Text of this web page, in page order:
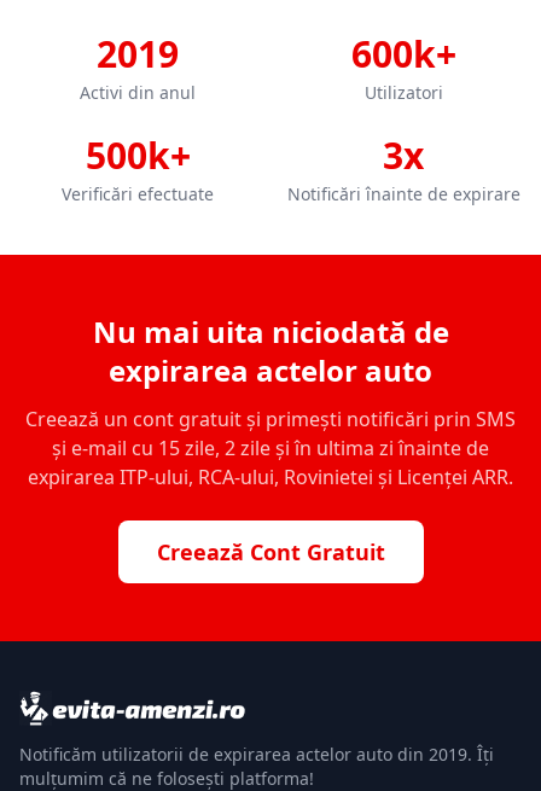
2019
Activi din anul
600k+
Utilizatori
500k+
Verificări efectuate
3x
Notificări înainte de expirare
Nu mai uita niciodată de
expirarea actelor auto
Creează un cont gratuit și primești notificări prin SMS
și e-mail cu 15 zile, 2 zile și în ultima zi înainte de
expirarea ITP-ului, RCA-ului, Rovinietei și Licenței ARR.
Creează Cont Gratuit
Notificăm utilizatorii de expirarea actelor auto din 2019. Îți
mulțumim că ne folosești platforma!